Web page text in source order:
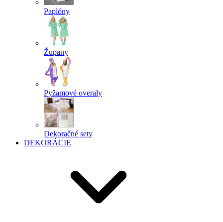
Paplóny
Župany
Pyžamové overaly
Dekoračné sety
DEKORÁCIE